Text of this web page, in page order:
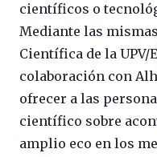
científicos o
Mediante las
Científica de la UPV/
colaboración con
ofrecer a las
científico sobre
amplio eco en los